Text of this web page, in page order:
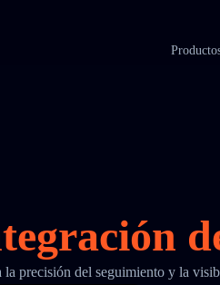
la precisión del seguimiento y la